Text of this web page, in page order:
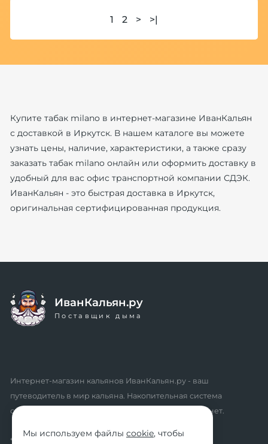
Мы используем файлы cookie, чтобы
1 2 > >|
Купите табак milano в интернет-магазине ИванКальян
с доставкой в Иркутск. В нашем каталоге вы можете
узнать цены, наличие, характеристики, а также сразу
заказать табак milano онлайн или оформить доставку в
удобный для вас офис транспортной компании СДЭК.
ИванКальян - это быстрая доставка в Иркутск,
оригинальная сертифицированная продукция.
ИванКальян.ру
Поставщик дыма
Интернет-магазин кальянов ИванКальян.ру - ваш
путеводитель в мир кальяна. Накопительная система
скидок, промокоды, акции. Удобный личный кабинет.
* мы не осуществляем дистанционную продажу